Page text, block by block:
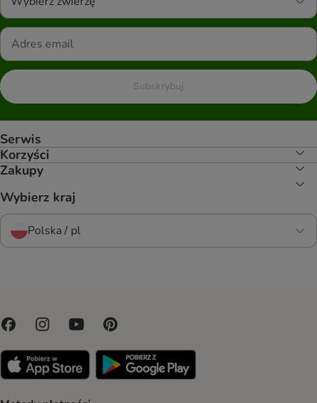
Subskrybuj
Serwis
Korzyści
Zakupy
Wybierz kraj
Polska / pl